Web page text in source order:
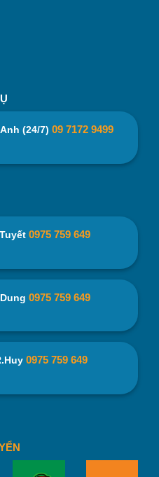
(24/7) 09 7172 9499
0975 759 649
0975 759 649
0975 759 649